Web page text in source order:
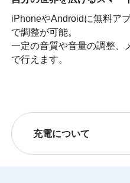
iPhoneやAndroidに無料ア
で調整が可能。
一定の音質や音量の調整、
で行えます。
充電について